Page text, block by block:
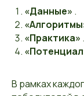
«Данные» .
«Практика» .
В рамках